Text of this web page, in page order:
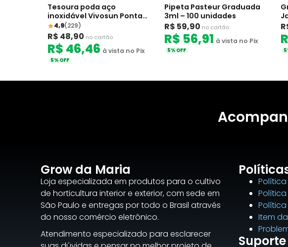
Tesoura poda aço
inoxidável Vivosun Ponta
Curva
4,9(229)
R$ 48,90 no cartão
R$ 46,46 à vista no Pix
5% OFF
Pipeta Pasteur Graduada
3ml – 100 unidades
R$ 59,90 no cartão
R$ 56,91 à vista no Pix
5% OFF
Grow da Maria
Loja especializada em produtos para o cultivo
de horticultura interior e exterior, com sede em
São Paulo e entregas por todo o Brasil através
do nosso comércio eletrônico.
Atendimento especializado para esclarecer
Item